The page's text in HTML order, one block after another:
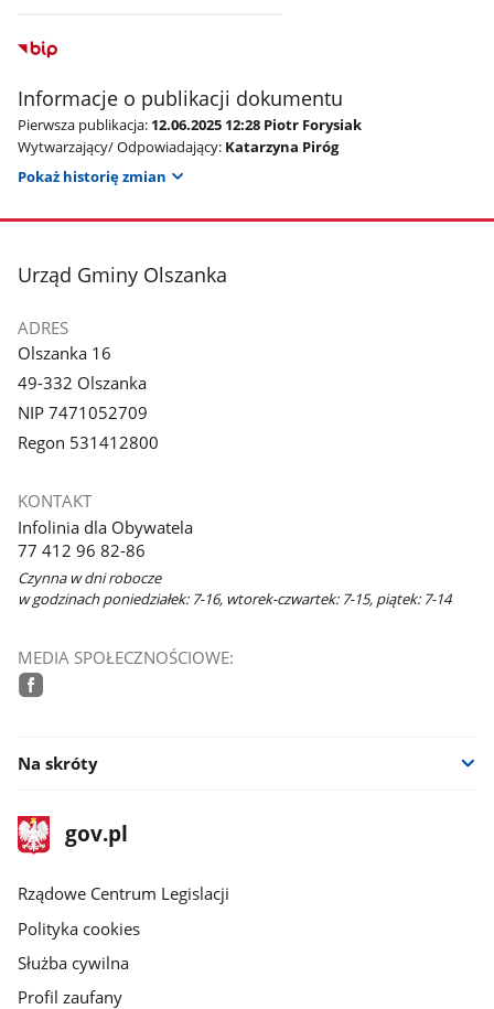
Informacje o publikacji dokumentu
Pierwsza publikacja: 12.06.2025 12:28 Piotr Forysiak
Wytwarzający/ Odpowiadający: Katarzyna Piróg
Pokaż historię zmian
stopka
Urząd Gminy Olszanka
ADRES
Olszanka 16
49-332 Olszanka
NIP 7471052709
Regon 531412800
KONTAKT
Infolinia dla Obywatela
77 412 96 82-86
Czynna w dni robocze
w godzinach poniedziałek: 7-16, wtorek-czwartek: 7-15, piątek: 7-14
MEDIA SPOŁECZNOŚCIOWE:
Na skróty
stopka
gov.plStrona
gov.pl
Rządowe Centrum Legislacji
Polityka cookies
Służba cywilna
Profil zaufany